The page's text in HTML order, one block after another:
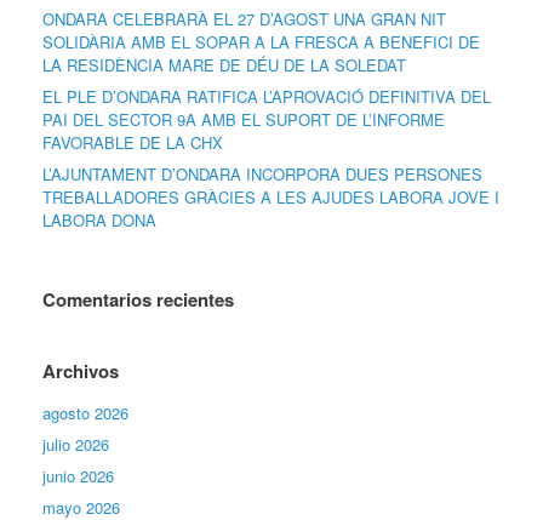
ONDARA CELEBRARÀ EL 27 D’AGOST UNA GRAN NIT
SOLIDÀRIA AMB EL SOPAR A LA FRESCA A BENEFICI DE
LA RESIDÈNCIA MARE DE DÉU DE LA SOLEDAT
EL PLE D’ONDARA RATIFICA L’APROVACIÓ DEFINITIVA DEL
PAI DEL SECTOR 9A AMB EL SUPORT DE L’INFORME
FAVORABLE DE LA CHX
L’AJUNTAMENT D’ONDARA INCORPORA DUES PERSONES
TREBALLADORES GRÀCIES A LES AJUDES LABORA JOVE I
LABORA DONA
Comentarios recientes
Archivos
agosto 2026
julio 2026
junio 2026
mayo 2026